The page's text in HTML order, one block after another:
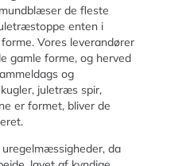
de fleste
enten i
Vores leverandører
gamle forme, og herved
og
juletræs spir,
er formet, bliver de
da